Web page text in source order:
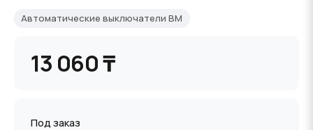
Автоматические выключатели BM
13 060 ₸
Под заказ